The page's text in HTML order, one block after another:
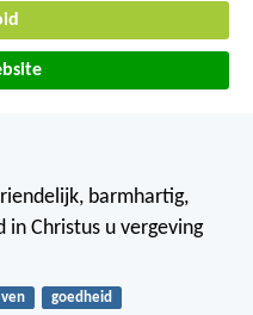
barmhartig,
in Christus u vergeving
goedheid